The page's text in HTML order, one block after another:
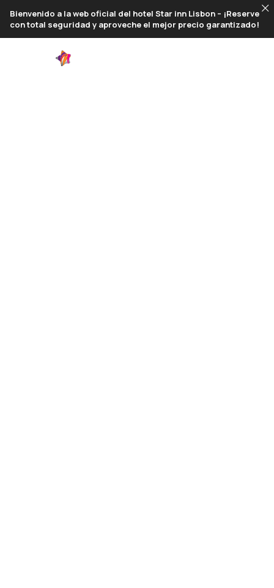
Bienvenido a la web oficial del hotel Star inn Lisbon – ¡Reserve
con total seguridad y aproveche el mejor precio garantizado!
VIRTUAL
personal trainer